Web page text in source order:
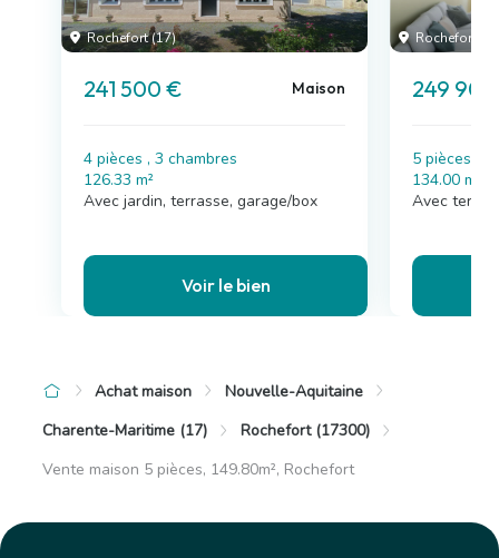
Rochefort (17)
241 500 € Maison
4 pièces , 3 chambres
126.33 m²
Avec jardin, terrasse, garage/box
Voir le bien
Rochefort
249
5 pièces , 3
134.00 m²
Avec
Achat maison
Nouvelle-Aquitaine
Charente-Maritime (17)
Rochefort (17300)
Vente maison 5 pièces, 149.80m², Rochefort